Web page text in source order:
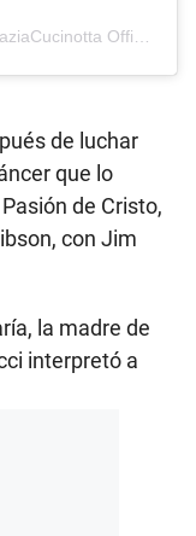
de luchar
que lo
de Cristo,
con Jim
la madre de
interpretó a